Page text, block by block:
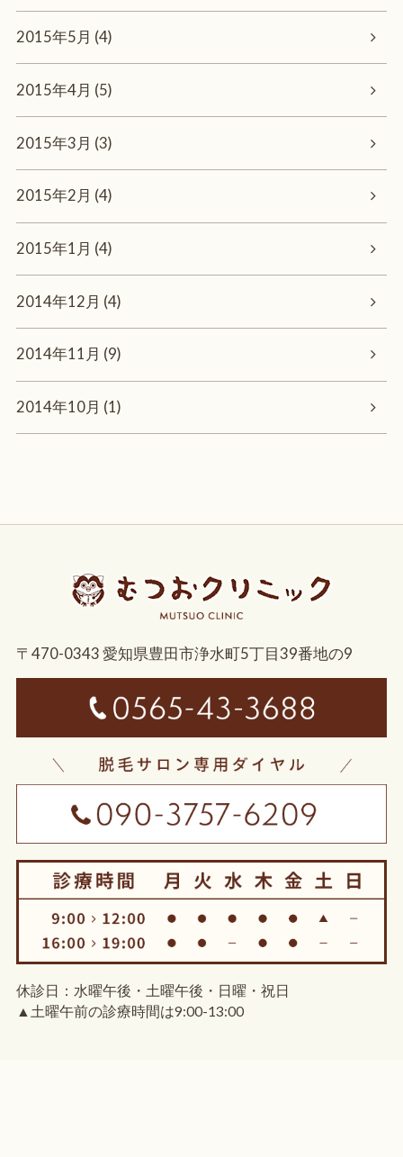
2015年5月 (4)
2015年4月 (5)
2015年3月 (3)
2015年2月 (4)
2015年1月 (4)
2014年12月 (4)
2014年11月 (9)
2014年10月 (1)
〒470-0343 愛知県豊田市浄水町5丁目39番地の9
休診日：水曜午後・土曜午後・日曜・祝日
▲土曜午前の診療時間は9:00-13:00